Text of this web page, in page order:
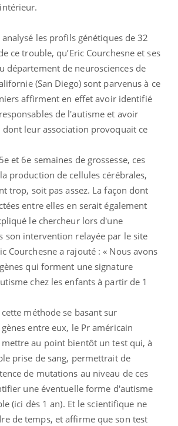
analysé les profils génétiques de 32
ce trouble, qu’Eric Courchesne et ses
département de neurosciences de
(San Diego) sont parvenus à ce
affirment en effet avoir identifié
de l'autisme et avoir
leur association provoquait ce
et 6e semaines de grossesse, ces
production de cellules cérébrales,
trop, soit pas assez. La façon dont
entre elles en serait également
le chercheur lors d'une
son intervention relayée par le site
Courchesne a rajouté : « Nous avons
qui forment une signature
chez les enfants à partir de 1
méthode se basant sur
entre eux, le Pr américain
au point bientôt un test qui, à
prise de sang, permettrait de
de mutations au niveau de ces
une éventuelle forme d'autisme
(ici dès 1 an). Et le scientifique ne
de temps, et affirme que son test